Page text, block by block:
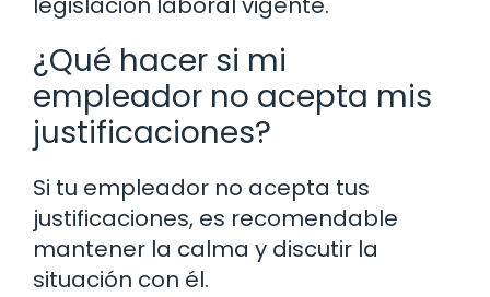
¿Qué hacer si mi
empleador no acepta mis
justificaciones?
Si tu empleador no acepta tus
justificaciones, es recomendable
mantener la calma y discutir la
situación con él.